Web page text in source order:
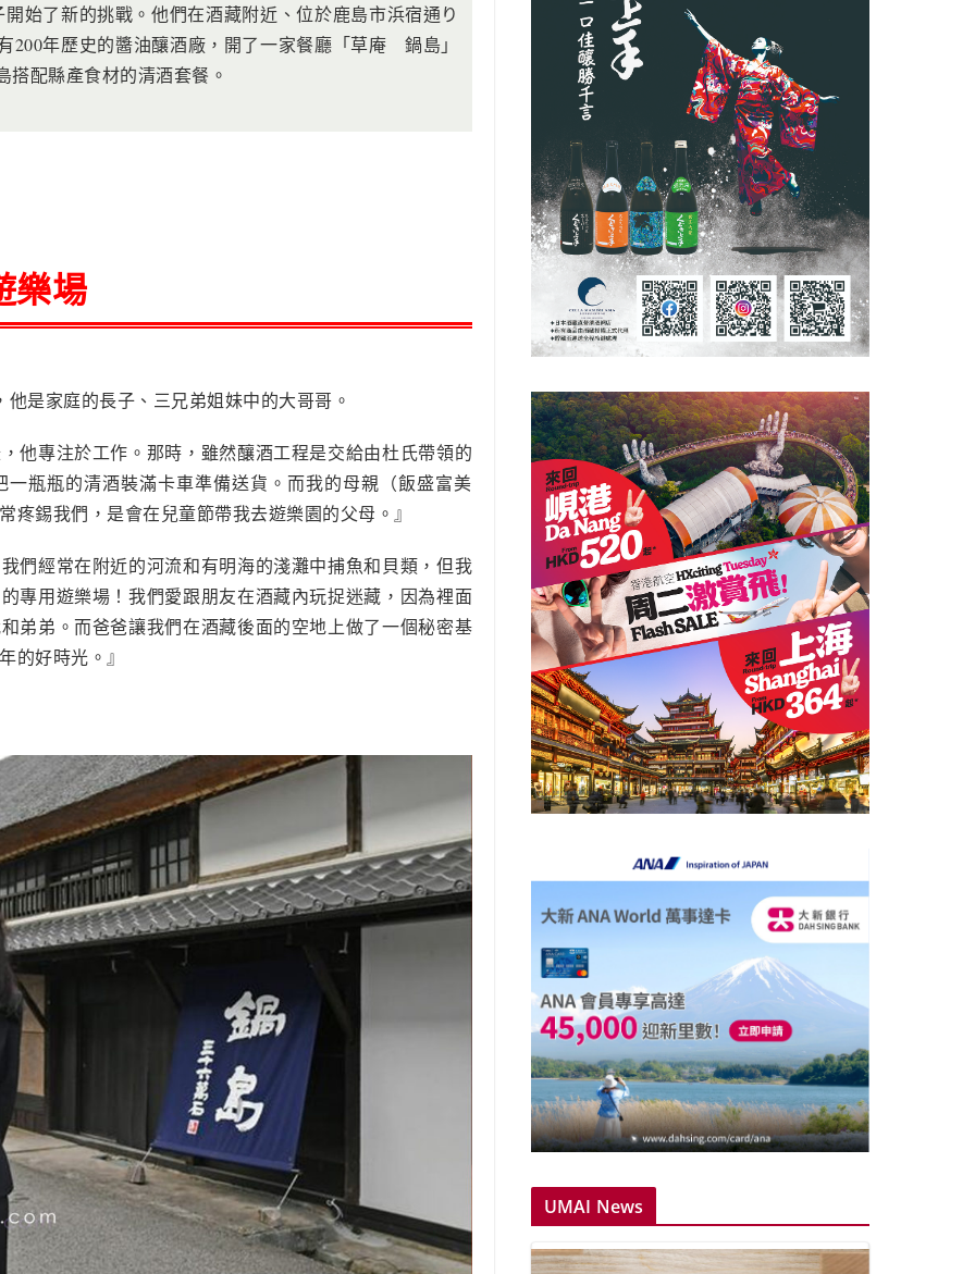
始了新的挑戰。他們在酒藏附近、位於鹿島市浜宿通り
200年歷史的醬油釀酒廠，開了一家餐廳「草庵 鍋島」
配縣產食材的清酒套餐。
樂場
是家庭的長子、三兄弟姐妹中的大哥哥。
他專注於工作。那時，雖然釀酒工程是交給由杜氏帶領的
瓶瓶的清酒裝滿卡車準備送貨。而我的母親（飯盛富美
疼錫我們，是會在兒童節帶我去遊樂園的父母。』
們經常在附近的河流和有明海的淺灘中捕魚和貝類，但我
專用遊樂場！我們愛跟朋友在酒藏內玩捉迷藏，因為裡面
弟弟。而爸爸讓我們在酒藏後面的空地上做了一個秘密基
的好時光。』
UMAI News